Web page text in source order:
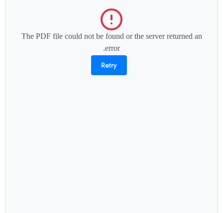
The PDF file could not be found or the server returned an
error.
Retry